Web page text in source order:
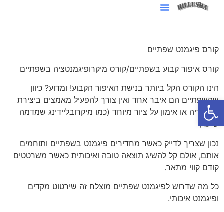
פתח סרגל נגישות
קורס פיגמנט שפתיים
קורס איפור קבוע בשפתיים/קורס מיקרופיגמנטציה בשפתיים
הינו הקורס הקל ביותר בנישת האיפור הקבוע! ומדוע? כיוון
שהשפתיים הם איבר אחד ואין צורך להפעיל מאמצים ביצירת
סימטריה או אימון על ציור מיוחד (כמו מיקרובליידינג שמדמה
שיער)
נכון שצריך לדייק כאשר מחדירים פיגמנט בשפתיים ותוחמים
אותם, אולם קל להשיג תוצאה טובה ואיכותית כאשר משרטטים
קודם קווי מתאר.
כל מה שדרוש לפיגמנט שפתיים מוצלח זה שירטוט מקדים
ופיגמנט איכותי.